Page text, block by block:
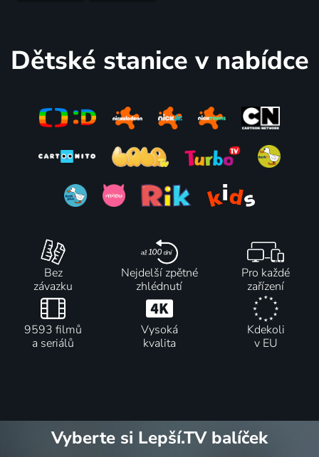
Dětské stanice v nabídce
Bez
závazku
Nejdelší zpětné
zhlédnutí
Pro každé
zařízení
9593 filmů
a seriálů
Vysoká
kvalita
Kdekoli
v EU
Vyberte si Lepší.TV balíček